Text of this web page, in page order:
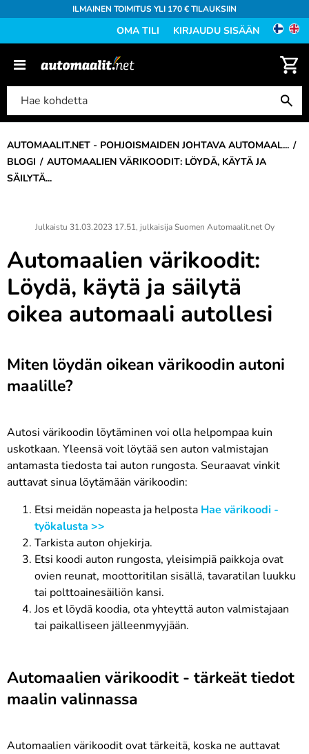
ILMAINEN TOIMITUS YLI 170 € TILAUKSIIN
OMA TILI KIRJAUDU SISÄÄN
AUTOMAALIT.NET - POHJOISMAIDEN JOHTAVA AUTOMAAL...
BLOGI
AUTOMAALIEN VÄRIKOODIT: LÖYDÄ, KÄYTÄ JA
SÄILYTÄ...
Julkaistu 31.03.2023 17.51, julkaisijaSuomen Automaalit.net Oy
Automaalien värikoodit:
Löydä, käytä ja säilytä
oikea automaali autollesi
Miten löydän oikean värikoodin autoni
maalille?
Autosi värikoodin löytäminen voi olla helpompaa kuin
uskotkaan. Yleensä voit löytää sen auton valmistajan
antamasta tiedosta tai auton rungosta. Seuraavat vinkit
auttavat sinua löytämään värikoodin:
Etsi meidän nopeasta ja helposta Hae värikoodi -
työkalusta >>
Tarkista auton ohjekirja.
Etsi koodi auton rungosta, yleisimpiä paikkoja ovat
ovien reunat, moottoritilan sisällä, tavaratilan luukku
tai polttoainesäiliön kansi.
Jos et löydä koodia, ota yhteyttä auton valmistajaan
tai paikalliseen jälleenmyyjään.
Automaalien värikoodit - tärkeät tiedot
maalin valinnassa
Automaalien värikoodit ovat tärkeitä, koska ne auttavat